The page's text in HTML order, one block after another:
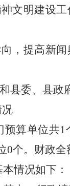
文明建设
，提高新
县委、县政
预算单位共1
0个。财政全
情况如下：